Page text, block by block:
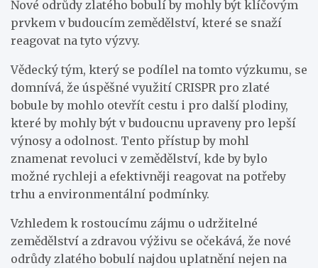
Nové odrůdy zlatého bobulí by mohly být klíčovým
prvkem v budoucím zemědělství, které se snaží
reagovat na tyto výzvy.
Vědecký tým, který se podílel na tomto výzkumu, se
domnívá, že úspěšné využití CRISPR pro zlaté
bobule by mohlo otevřít cestu i pro další plodiny,
které by mohly být v budoucnu upraveny pro lepší
výnosy a odolnost. Tento přístup by mohl
znamenat revoluci v zemědělství, kde by bylo
možné rychleji a efektivněji reagovat na potřeby
trhu a environmentální podmínky.
Vzhledem k rostoucímu zájmu o udržitelné
zemědělství a zdravou výživu se očekává, že nové
odrůdy zlatého bobulí najdou uplatnění nejen na